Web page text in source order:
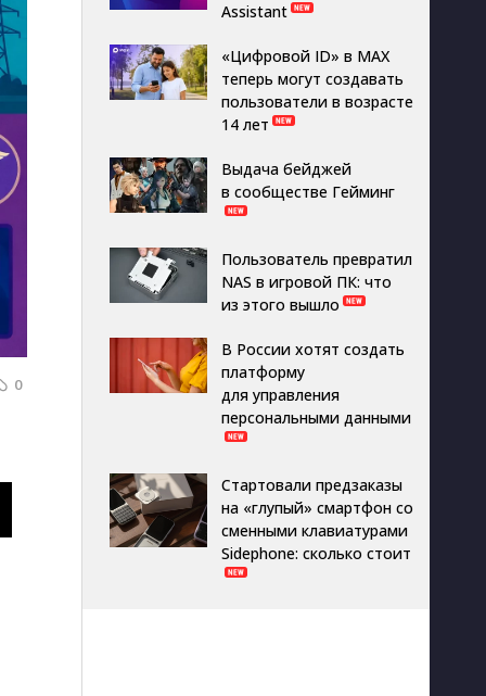
0
Assistant
«Цифровой ID» в MAX
теперь могут создавать
пользователи в возрасте
14 лет
Выдача бейджей
в сообществе Гейминг
Пользователь превратил
NAS в игровой ПК: что
из этого вышло
В России хотят создать
платформу
для управления
персональными данными
Стартовали предзаказы
на «глупый» смартфон со
сменными клавиатурами
Sidephone: сколько стоит